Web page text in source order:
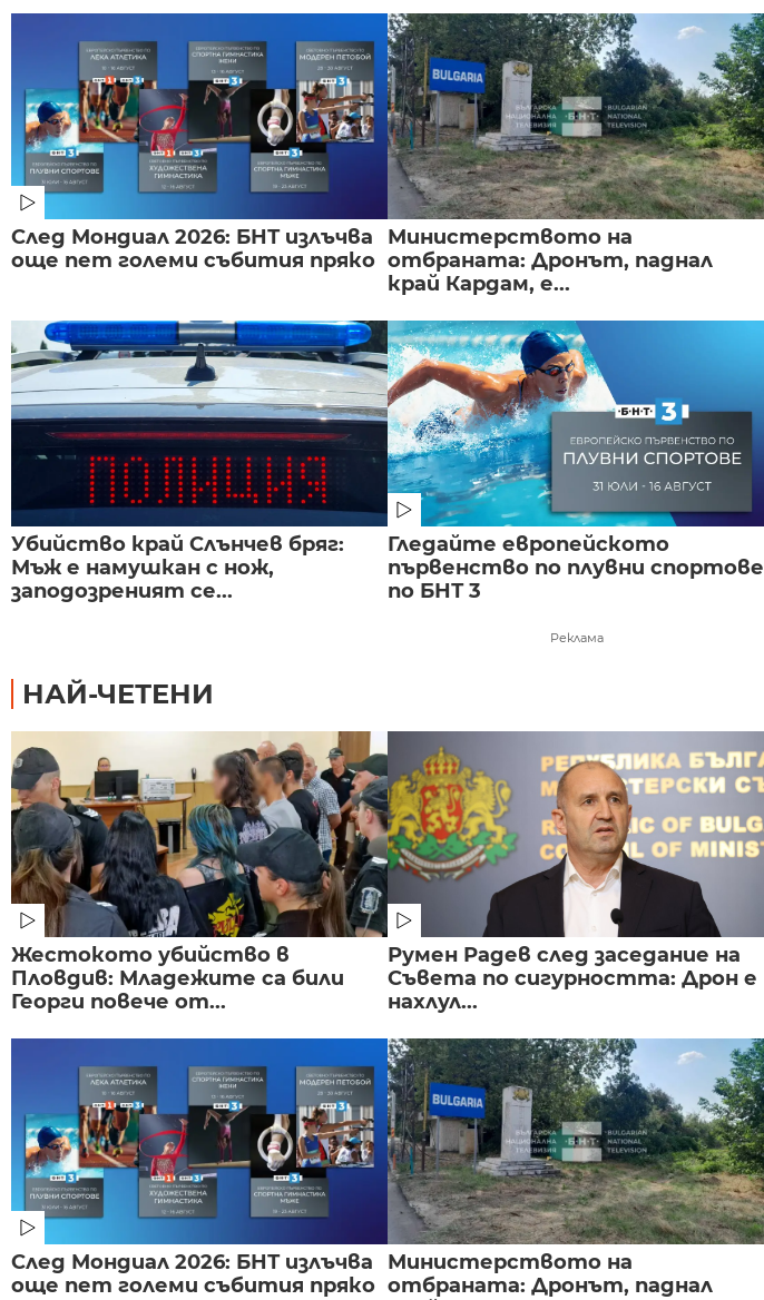
След Мондиал 2026: БНТ излъчва
още пет големи събития пряко
Министерството на
отбраната: Дронът, паднал
край Кардам, е...
Убийство край Слънчев бряг:
Мъж е намушкан с нож,
заподозреният се...
Гледайте европейското
първенство по плувни спортове
по БНТ 3
Реклама
НАЙ-ЧЕТЕНИ
Жестокото убийство в
Пловдив: Младежите са били
Георги повече от...
Румен Радев след заседание на
Съвета по сигурността: Дрон е
нахлул...
След Мондиал 2026: БНТ излъчва
още пет големи събития пряко
Министерството на
отбраната: Дронът, паднал